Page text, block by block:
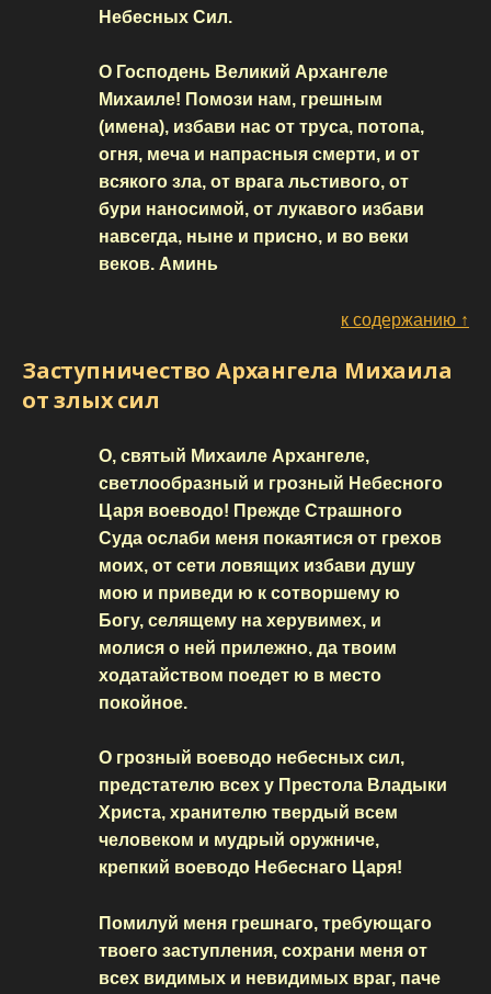
Небесных Сил.
О Господень Великий Архангеле
Михаиле! Помози нам, грешным
(имена), избави нас от труса, потопа,
огня, меча и напрасныя смерти, и от
всякого зла, от врага льстивого, от
бури наносимой, от лукавого избави
навсегда, ныне и присно, и во веки
веков. Аминь
к содержанию ↑
Заступничество Архангела Михаила
от злых сил
О, святый Михаиле Архангеле,
светлообразный и грозный Небесного
Царя воеводо! Прежде Страшного
Суда ослаби меня покаятися от грехов
моих, от сети ловящих избави душу
мою и приведи ю к сотворшему ю
Богу, селящему на херувимех, и
молися о ней прилежно, да твоим
ходатайством поедет ю в место
покойное.
О грозный воеводо небесных сил,
предстателю всех у Престола Владыки
Христа, хранителю твердый всем
человеком и мудрый оружниче,
крепкий воеводо Небеснаго Царя!
Помилуй меня грешнаго, требующаго
твоего заступления, сохрани меня от
всех видимых и невидимых враг, паче